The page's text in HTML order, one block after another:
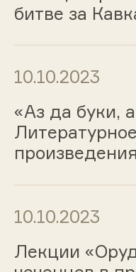
битве за
10.10.2023
«Аз да буки,
10.10.2023
Лекции